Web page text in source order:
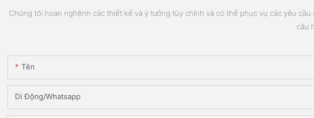
Chúng tôi hoan nghênh các thiết kế và ý tưởng tùy chỉnh và có thể phục vụ các yêu
câu
Tên
Di Động/Whatsapp